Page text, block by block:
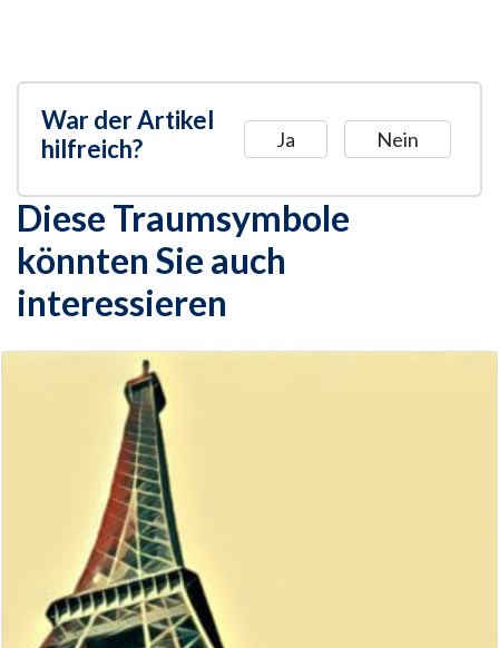
War der Artikel
hilfreich?
Ja Nein
Diese Traumsymbole
könnten Sie auch
interessieren